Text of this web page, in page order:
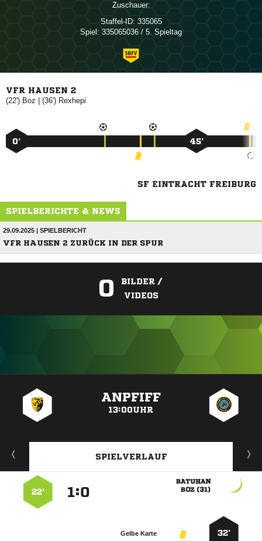
Zuschauer:
Staffel-ID: 335065
Spiel: 335065036 / 5. Spieltag
VFR HAUSEN 2
(22')  | (36') 
0’ 45’
SF EINTRACHT FREIBURG
SPIELBERICHTE & NEWS
29.09.2025 | SPIELBERICHT
VFR HAUSEN 2 ZURÜCK IN DER SPUR
0
BILDER /
VIDEOS
ANPFIFF
13:00UHR
SPIELVERLAUF

 
:
22’
32’
Gelbe Karte